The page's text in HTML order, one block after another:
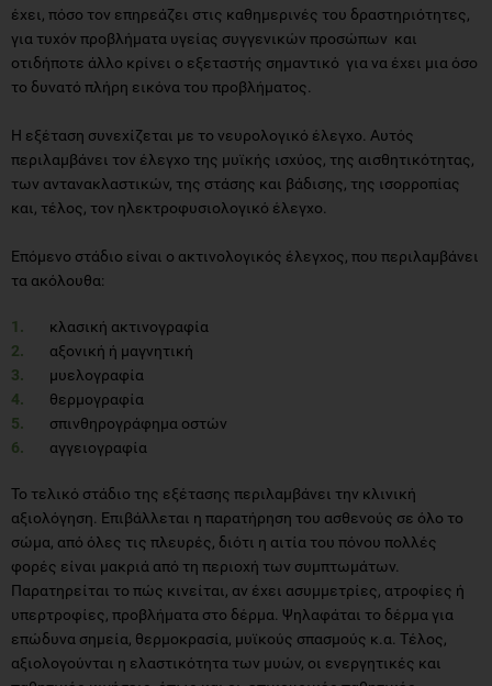
έχει, πόσο τον επηρεάζει στις καθημερινές του δραστηριότητες,
για τυχόν προβλήματα υγείας συγγενικών προσώπων και
οτιδήποτε άλλο κρίνει ο εξεταστής σημαντικό για να έχει μια όσο
το δυνατό πλήρη εικόνα του προβλήματος.
Η εξέταση συνεχίζεται με το νευρολογικό έλεγχο. Αυτός
περιλαμβάνει τον έλεγχο της μυϊκής ισχύος, της αισθητικότητας,
των αντανακλαστικών, της στάσης και βάδισης, της ισορροπίας
και, τέλος, τον ηλεκτροφυσιολογικό έλεγχο.
Επόμενο στάδιο είναι ο ακτινολογικός έλεγχος, που περιλαμβάνει
τα ακόλουθα:
κλασική ακτινογραφία
αξονική ή μαγνητική
μυελογραφία
θερμογραφία
σπινθηρογράφημα οστών
αγγειογραφία
Το τελικό στάδιο της εξέτασης περιλαμβάνει την κλινική
αξιολόγηση. Επιβάλλεται η παρατήρηση του ασθενούς σε όλο το
σώμα, από όλες τις πλευρές, διότι η αιτία του πόνου πολλές
φορές είναι μακριά από τη περιοχή των συμπτωμάτων.
Παρατηρείται το πώς κινείται, αν έχει ασυμμετρίες, ατροφίες ή
υπερτροφίες, προβλήματα στο δέρμα. Ψηλαφάται το δέρμα για
επώδυνα σημεία, θερμοκρασία, μυϊκούς σπασμούς κ.α. Τέλος,
αξιολογούνται η ελαστικότητα των μυών, οι ενεργητικές και